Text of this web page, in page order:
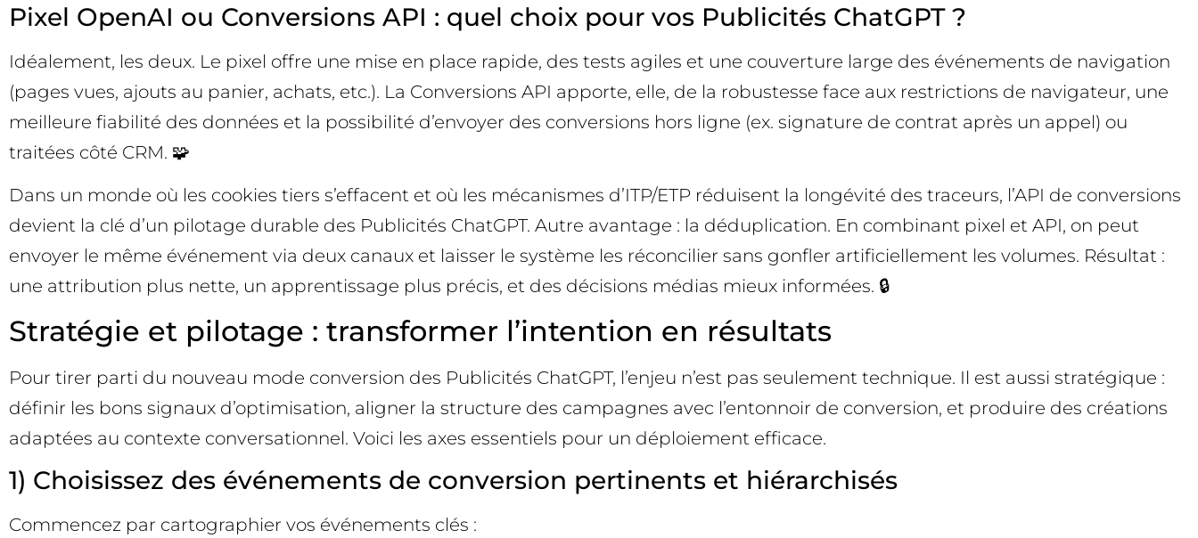
Pixel OpenAI ou Conversions API : quel choix pour vos Publicités ChatGPT ?
Idéalement, les deux. Le pixel offre une mise en place rapide, des tests agiles et une couverture large des événements de navigation
(pages vues, ajouts au panier, achats, etc.). La Conversions API apporte, elle, de la robustesse face aux restrictions de navigateur, une
meilleure fiabilité des données et la possibilité d’envoyer des conversions hors ligne (ex. signature de contrat après un appel) ou
traitées côté CRM. 🧩
Dans un monde où les cookies tiers s’effacent et où les mécanismes d’ITP/ETP réduisent la longévité des traceurs, l’API de conversions
devient la clé d’un pilotage durable des Publicités ChatGPT. Autre avantage : la déduplication. En combinant pixel et API, on peut
envoyer le même événement via deux canaux et laisser le système les réconcilier sans gonfler artificiellement les volumes. Résultat :
une attribution plus nette, un apprentissage plus précis, et des décisions médias mieux informées. 🔒
Stratégie et pilotage : transformer l’intention en résultats
Pour tirer parti du nouveau mode conversion des Publicités ChatGPT, l’enjeu n’est pas seulement technique. Il est aussi stratégique :
définir les bons signaux d’optimisation, aligner la structure des campagnes avec l’entonnoir de conversion, et produire des créations
adaptées au contexte conversationnel. Voici les axes essentiels pour un déploiement efficace.
1) Choisissez des événements de conversion pertinents et hiérarchisés
Commencez par cartographier vos événements clés :